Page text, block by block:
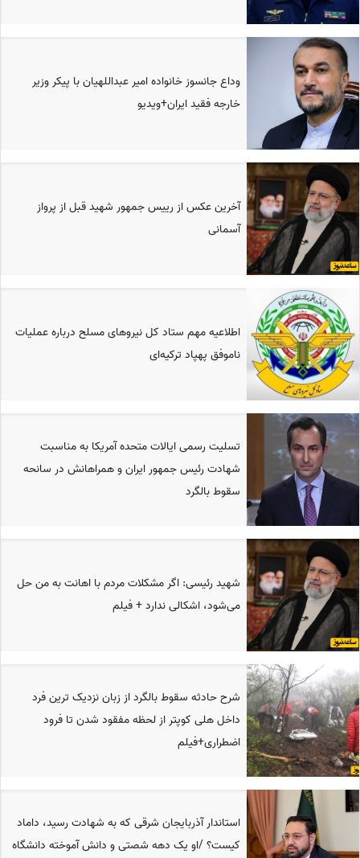
وداع جانسوز خانواده امیر عبداللهیان با پیکر وزیر
خارجه فقید ایران+ویدیو
آخرین عکس از رییس جمهور شهید قبل از پرواز
آسمانی
اطلاعیه مهم ستاد کل نیروهای مسلح درباره عملیات
ناموفق پهپاد ترکیه‌ای
تسلیت رسمی ایالات متحده آمریکا به مناسبت
شهادت رئیس جمهور ایران و همراهانش در سانحه
سقوط بالگرد
شهید رئیسی: اگر مشکلات مردم با اهانت به من حل
می‌شود، اشکالی ندارد + فیلم
شرح حادثه سقوط بالگرد از زبان نزدیک ترین فرد
داخل هلی کوپتر از لحظه مفقود شدن تا فرود
اضطراری+فیلم
استاندار آذربایجان شرقی که به شهادت رسید، داماد
کیست؟ /او یک دهه شصتی و دانش آموخته دانشگاه